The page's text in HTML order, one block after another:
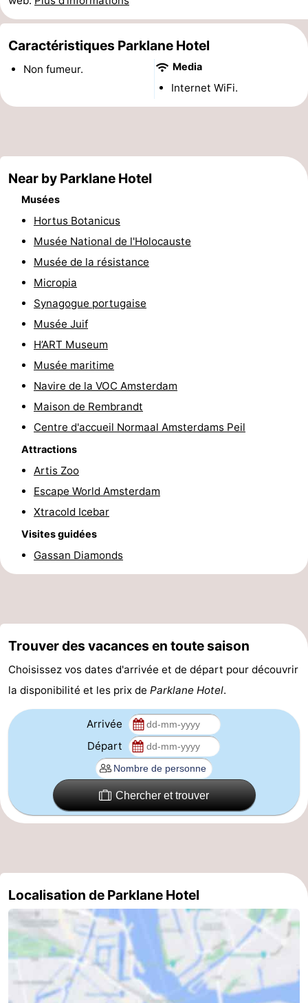
Choses
faire
d'intérêt
-
Églises
-
Attractions
Croisières
Experiences
Villages
villes
Visites
guidées
Sports
Faire
vélo
Randonnée
Divertissement
Vie
Nocturne
Aliments
Boissons
Shopping
Grands
Magasins
Faire
du
vélo
Événements
Spécial
Canaux
homosexuelle
Quartier
Ville
de
diamant
Places
dans
le
centre
Parcs
et
jardins
Parties
Environs
Caractéristiques Parklane Hotel
Non fumeur. Media
Internet WiFi.
Near by Parklane Hotel
Musées
Hortus Botanicus
Musée National de l'Holocauste
Musée de la résistance
Micropia
Synagogue portugaise
Musée Juif
H’ART Museum
Musée maritime
Navire de la VOC Amsterdam
Maison de Rembrandt
Centre d'accueil Normaal Amsterdams Peil
Attractions
Artis Zoo
Escape World Amsterdam
Xtracold Icebar
Visites guidées
Gassan Diamonds
Trouver des vacances en toute saison
Choisissez vos dates d'arrivée et de départ pour découvrir
la disponibilité et les prix de Parklane Hotel.
Arrivée
Départ
Chercher et trouver
Localisation de Parklane Hotel